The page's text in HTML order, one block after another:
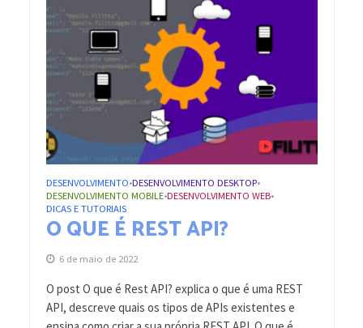
DESENVOLVIMENTO•DESENVOLVIMENTO DESKTOP•
DESENVOLVIMENTO MOBILE•DESENVOLVIMENTO WEB•
DICAS E TUTORIAIS
O QUE É REST API?
6 de maio de 2022
O post O que é Rest API? explica o que é uma REST
API, descreve quais os tipos de APIs existentes e